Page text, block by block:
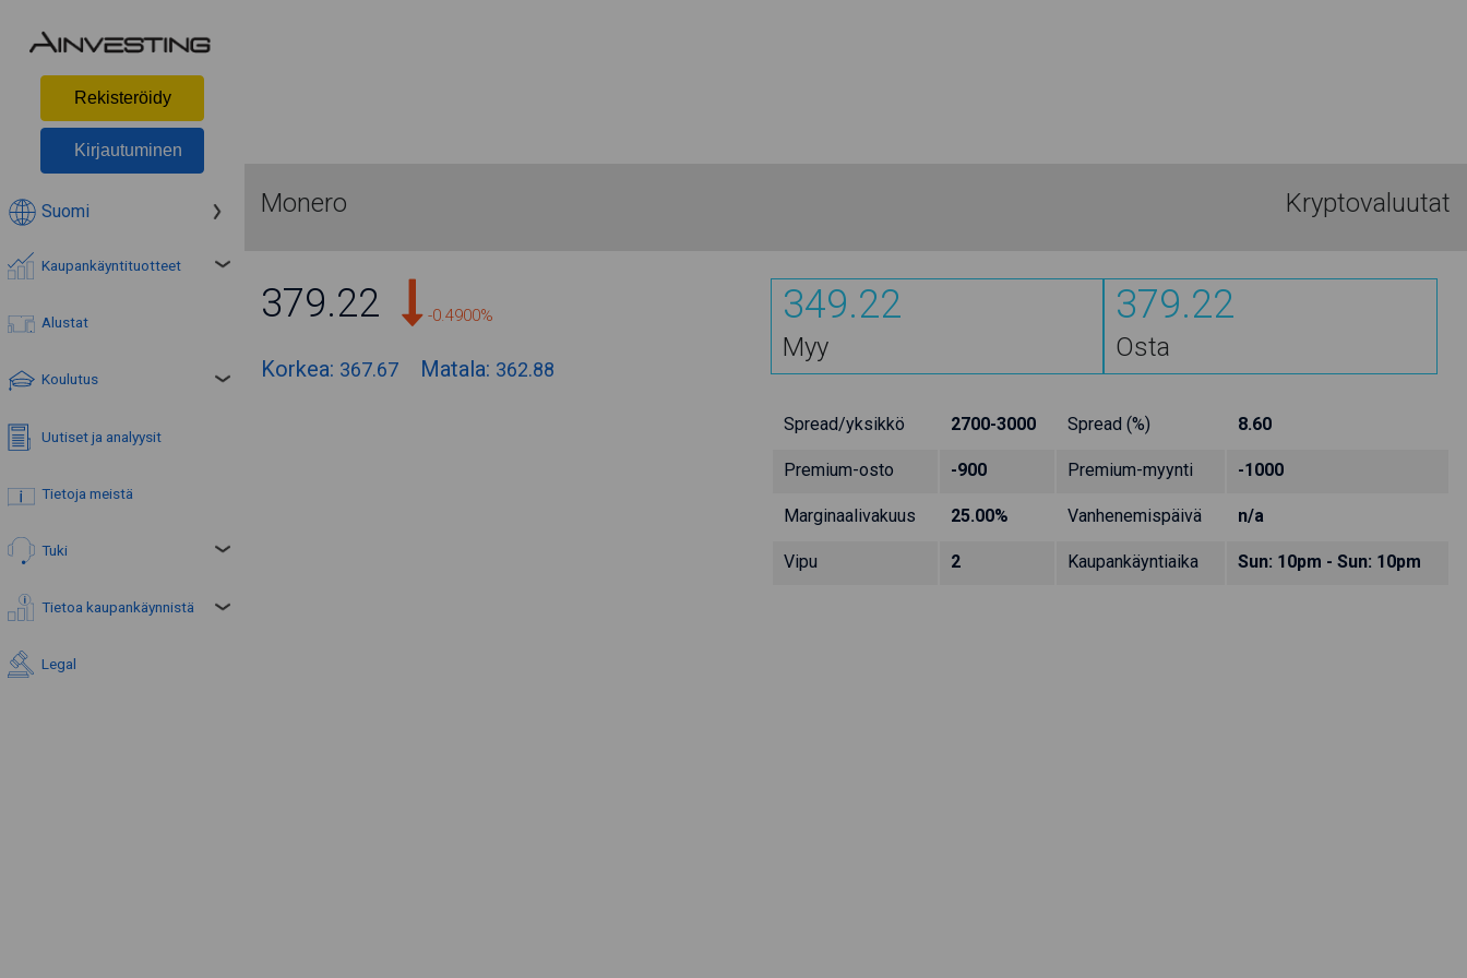
Rekisteröidy
Kirjautuminen
Suomi
Kaupankäyntituotteet
Alustat
Koulutus
Uutiset ja analyysit
Tietoja meistä
Tuki
Tietoa kaupankäynnistä
Legal
Monero Kryptovaluutat
379.22 -0.4900%
Korkea: 367.67 Matala: 362.88
349.22
Myy
379.22
Osta
Spread/yksikkö 2700-3000 Spread (%) 8.60
Premium-osto -900 Premium-myynti -1000
Marginaalivakuus 25.00% Vanhenemispäivä n/a
Vipu 2 Kaupankäyntiaika Sun: 10pm - Sun: 10pm